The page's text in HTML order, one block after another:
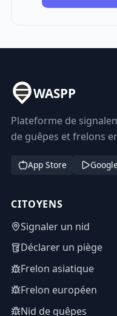
WASPP
Plateforme de
de guêpes et frelons
App Store
CITOYENS
Signaler un nid
Déclarer un piège
Frelon asiatique
Frelon européen
Nid de guêpes